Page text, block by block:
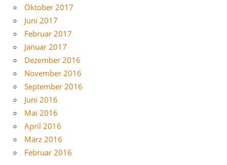
Oktober 2017
Juni 2017
Februar 2017
Januar 2017
Dezember 2016
November 2016
September 2016
Juni 2016
Mai 2016
April 2016
März 2016
Februar 2016